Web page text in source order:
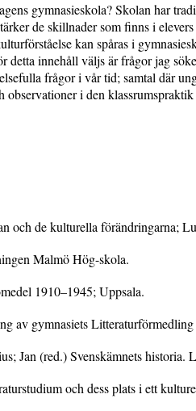
gymnasieskola? Skolan har
de skillnader som finns i
kan spåras i
innehåll väljs är frågor jag
frågor i vår tid; samtal där
i den
och de kulturella förändringarna;
Malmö Hög-skola.
1910–1945; Uppsala.
av gymnasiets
Jan (red.) Svenskämnets historia.
och dess plats i ett